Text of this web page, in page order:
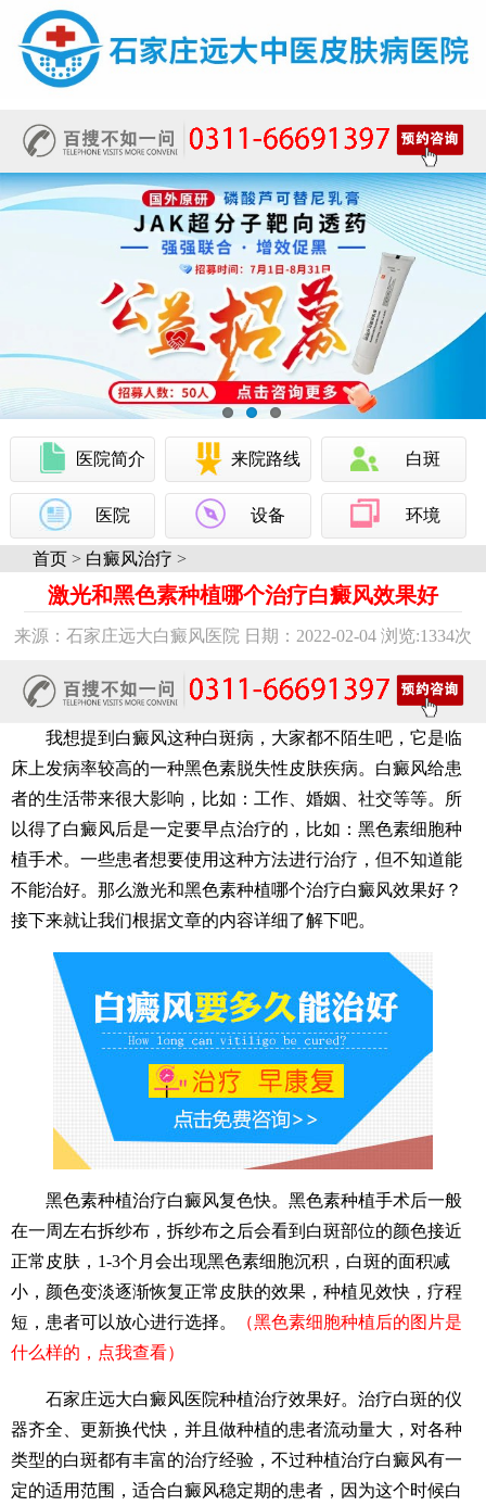
医院简介 来院路线 白斑
医院 设备 环境
首页 > 白癜风治疗 >
激光和黑色素种植哪个治疗白癜风效果好
来源：石家庄远大白癜风医院 日期：2022-02-04 浏览:1334次
我想提到白癜风这种白斑病，大家都不陌生吧，它是临
床上发病率较高的一种黑色素脱失性皮肤疾病。白癜风给患
者的生活带来很大影响，比如：工作、婚姻、社交等等。所
以得了白癜风后是一定要早点治疗的，比如：黑色素细胞种
植手术。一些患者想要使用这种方法进行治疗，但不知道能
不能治好。那么激光和黑色素种植哪个治疗白癜风效果好？
接下来就让我们根据文章的内容详细了解下吧。
黑色素种植治疗白癜风复色快。黑色素种植手术后一般
在一周左右拆纱布，拆纱布之后会看到白斑部位的颜色接近
正常皮肤，1-3个月会出现黑色素细胞沉积，白斑的面积减
小，颜色变淡逐渐恢复正常皮肤的效果，种植见效快，疗程
短，患者可以放心进行选择。
（黑色素细胞种植后的图片是
什么样的，点我查看）
石家庄远大白癜风医院种植治疗效果好。治疗白斑的仪
器齐全、更新换代快，并且做种植的患者流动量大，对各种
类型的白斑都有丰富的治疗经验，不过种植治疗白癜风有一
定的适用范围，适合白癜风稳定期的患者，因为这个时候白